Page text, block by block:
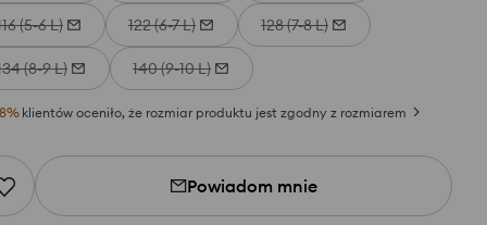
(5-6 L) 122 (6-7 L) 128 (7-8 L)
(8-9 L) 140 (9-10 L)
% klientów oceniło, że rozmiar produktu jest zgodny z rozmiarem
Powiadom mnie